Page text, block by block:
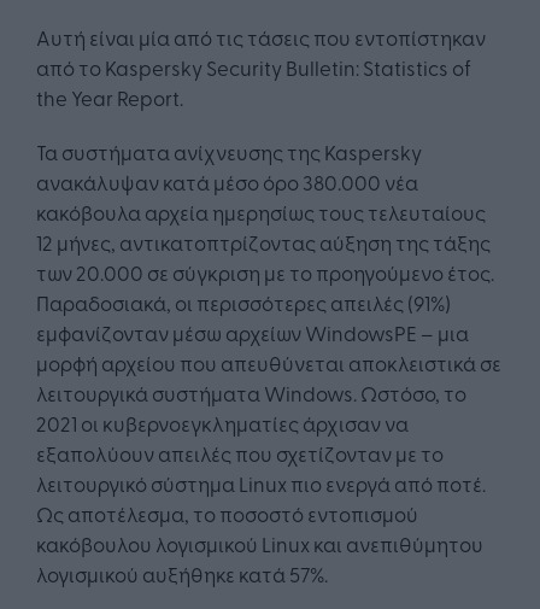
Αυτή είναι μία από τις τάσεις που εντοπίστηκαν
από το Kaspersky Security Bulletin: Statistics of
the Year Report.
Τα συστήματα ανίχνευσης της Kaspersky
ανακάλυψαν κατά μέσο όρο 380.000 νέα
κακόβουλα αρχεία ημερησίως τους τελευταίους
12 μήνες, αντικατοπτρίζοντας αύξηση της τάξης
των 20.000 σε σύγκριση με το προηγούμενο έτος.
Παραδοσιακά, οι περισσότερες απειλές (91%)
εμφανίζονταν μέσω αρχείων WindowsPE – μια
μορφή αρχείου που απευθύνεται αποκλειστικά σε
λειτουργικά συστήματα Windows. Ωστόσο, το
2021 οι κυβερνοεγκληματίες άρχισαν να
εξαπολύουν απειλές που σχετίζονταν με το
λειτουργικό σύστημα Linux πιο ενεργά από ποτέ.
Ως αποτέλεσμα, το ποσοστό εντοπισμού
κακόβουλου λογισμικού Linux και ανεπιθύμητου
λογισμικού αυξήθηκε κατά 57%.